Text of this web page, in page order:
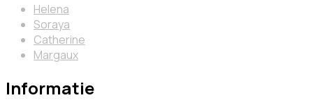
Helena
Soraya
Catherine
Margaux
Informatie